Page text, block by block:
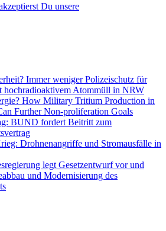
Du unsere
Immer weniger Polizeischutz für
hochradioaktivem Atommüll in NRW
How Military Tritium Production in
Further Non-proliferation Goals
BUND fordert Beitritt zum
Drohnenangriffe und Stromausfälle in
legt Gesetzentwurf vor und
und Modernisierung des